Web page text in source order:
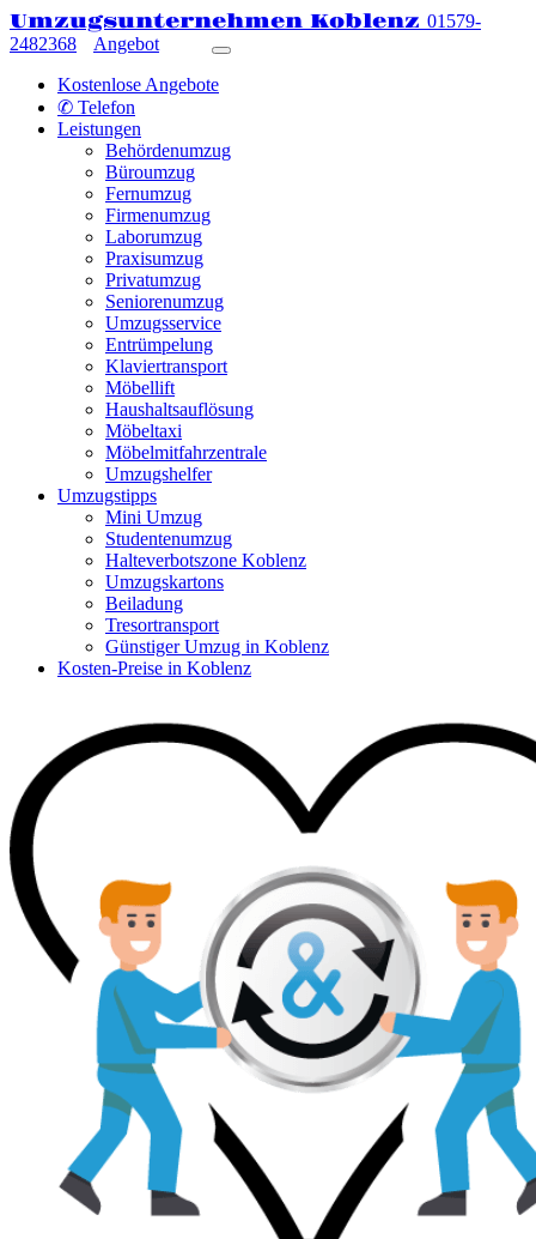
Umzugsunternehmen Koblenz 01579-
2482368
Angebot
Kostenlose Angebote
✆ Telefon
Leistungen
Behördenumzug
Büroumzug
Fernumzug
Firmenumzug
Laborumzug
Praxisumzug
Privatumzug
Seniorenumzug
Umzugsservice
Entrümpelung
Klaviertransport
Möbellift
Haushaltsauflösung
Möbeltaxi
Möbelmitfahrzentrale
Umzugshelfer
Umzugstipps
Mini Umzug
Studentenumzug
Halteverbotszone Koblenz
Umzugskartons
Beiladung
Tresortransport
Günstiger Umzug in Koblenz
Kosten-Preise in Koblenz